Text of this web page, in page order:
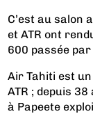
C’est au salon
et ATR ont
600 passée
Air Tahiti est
ATR ; depuis
à Papeete